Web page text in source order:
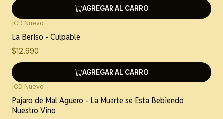
AGREGAR AL CARRO
CD Nuevo
La Beriso - Culpable
$12.990
AGREGAR AL CARRO
CD Nuevo
Pajaro de Mal Aguero - La Muerte se Esta Bebiendo
Nuestro Vino